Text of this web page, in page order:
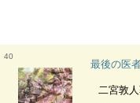
40
最後の医
二宮敦